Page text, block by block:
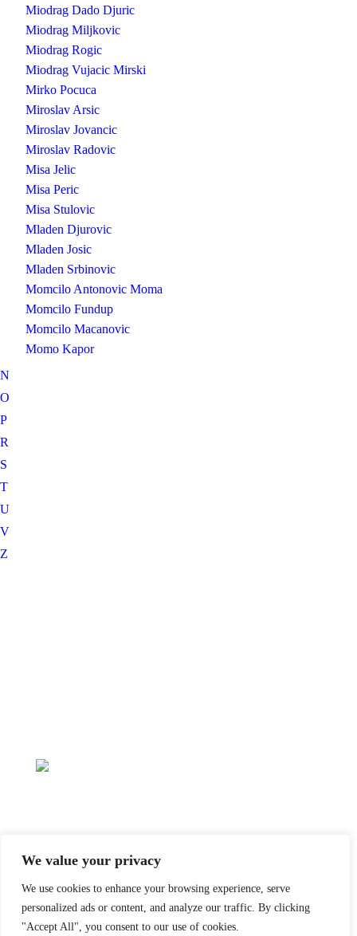
We value your privacy
We use cookies to enhance your browsing experience, serve
personalized ads or content, and analyze our traffic. By clicking
"Accept All", you consent to our use of cookies.
Miodrag Dado Djuric
Miodrag Miljkovic
Miodrag Rogic
Miodrag Vujacic Mirski
Mirko Pocuca
Miroslav Arsic
Miroslav Jovancic
Miroslav Radovic
Misa Jelic
Misa Peric
Misa Stulovic
Mladen Djurovic
Mladen Josic
Mladen Srbinovic
Momcilo Antonovic Moma
Momcilo Fundup
Momcilo Macanovic
Momo Kapor
N
O
P
R
S
T
U
V
Z